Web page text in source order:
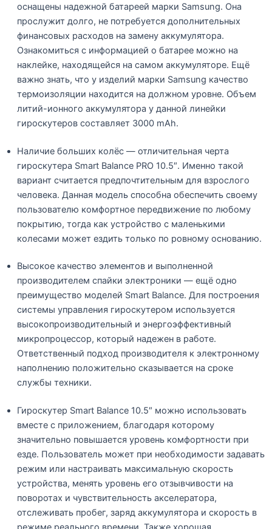
оснащены надежной батареей марки Samsung. Она
прослужит долго, не потребуется дополнительных
финансовых расходов на замену аккумулятора.
Ознакомиться с информацией о батарее можно на
наклейке, находящейся на самом аккумуляторе. Ещё
важно знать, что у изделий марки Samsung качество
термоизоляции находится на должном уровне. Объем
литий-ионного аккумулятора у данной линейки
гироскутеров составляет 3000 mAh.
Наличие больших колёс — отличительная черта
гироскутера Smart Balance PRO 10.5″. Именно такой
вариант считается предпочтительным для взрослого
человека. Данная модель способна обеспечить своему
пользователю комфортное передвижение по любому
покрытию, тогда как устройство с маленькими
колесами может ездить только по ровному основанию.
Высокое качество элементов и выполненной
производителем спайки электроники — ещё одно
преимущество моделей Smart Balance. Для построения
системы управления гироскутером используется
высокопроизводительный и энергоэффективный
микропроцессор, который надежен в работе.
Ответственный подход производителя к электронному
наполнению положительно сказывается на сроке
службы техники.
Гироскутер Smart Balance 10.5″ можно использовать
вместе с приложением, благодаря которому
значительно повышается уровень комфортности при
езде. Пользователь может при необходимости задавать
режим или настраивать максимальную скорость
устройства, менять уровень его отзывчивости на
поворотах и чувствительность акселератора,
отслеживать пробег, заряд аккумулятора и скорость в